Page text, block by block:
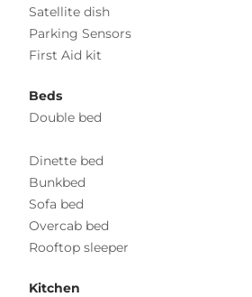
Satellite dish
Parking Sensors
First Aid kit
Beds
Double bed
Dinette bed
Bunkbed
Sofa bed
Overcab bed
Rooftop sleeper
Kitchen